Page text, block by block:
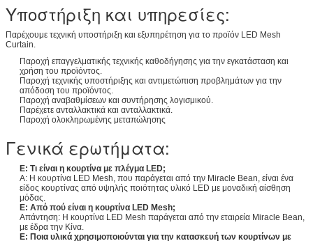
Υποστήριξη και υπηρεσίες:
Παρέχουμε τεχνική υποστήριξη και εξυπηρέτηση για το προϊόν LED Mesh
Curtain.
Παροχή επαγγελματικής τεχνικής καθοδήγησης για την εγκατάσταση και
χρήση του προϊόντος.
Παροχή τεχνικής υποστήριξης και αντιμετώπιση προβλημάτων για την
απόδοση του προϊόντος.
Παροχή αναβαθμίσεων και συντήρησης λογισμικού.
Παρέχετε ανταλλακτικά και ανταλλακτικά.
Παροχή ολοκληρωμένης μεταπώλησης
Γενικά ερωτήματα:
Ε: Τι είναι η κουρτίνα με πλέγμα LED;
Α: Η κουρτίνα LED Mesh, που παράγεται από την Miracle Bean, είναι ένα
είδος κουρτίνας από υψηλής ποιότητας υλικό LED με μοναδική αίσθηση
μόδας.
Ε: Από πού είναι η κουρτίνα LED Mesh;
Απάντηση: Η κουρτίνα LED Mesh παράγεται από την εταιρεία Miracle Bean,
με έδρα την Κίνα.
Ε: Ποια υλικά χρησιμοποιούνται για την κατασκευή των κουρτίνων με